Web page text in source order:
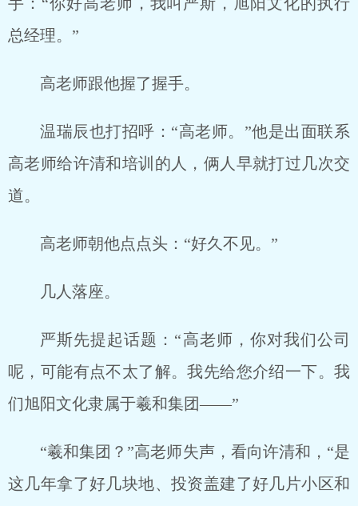
总经理。”
高老师跟他握了握手。
温瑞辰也打招呼：“高老师。”他是出面联系
高老师给许清和培训的人，俩人早就打过几次交
道。
高老师朝他点点头：“好久不见。”
几人落座。
严斯先提起话题：“高老师，你对我们公司
呢，可能有点不太了解。我先给您介绍一下。我
们旭阳文化隶属于羲和集团——”
“羲和集团？”高老师失声，看向许清和，“是
这几年拿了好几块地、投资盖建了好几片小区和